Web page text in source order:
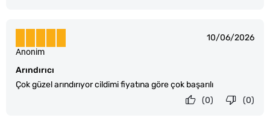
10/06/2026
Arındırıcı
Çok güzel arındırıyor cildimi fiyatına göre çok başarılı
Anonim
(0)
(0)